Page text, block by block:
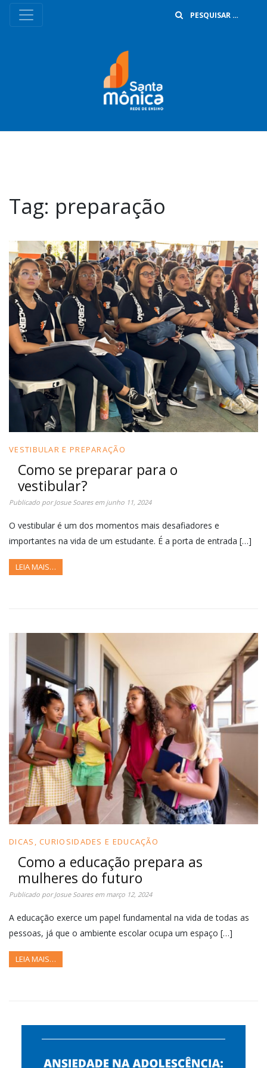
Tag: preparação
VESTIBULAR E PREPARAÇÃO
Como se preparar para o
vestibular?
Publicado porJosue Soaresem junho 11, 2024
O vestibular é um dos momentos mais desafiadores e
importantes na vida de um estudante. É a porta de entrada […]
LEIA MAIS…
DICAS, CURIOSIDADES E EDUCAÇÃO
Como a educação prepara as
mulheres do futuro
Publicado porJosue Soaresem março 12, 2024
A educação exerce um papel fundamental na vida de todas as
pessoas, já que o ambiente escolar ocupa um espaço […]
LEIA MAIS…